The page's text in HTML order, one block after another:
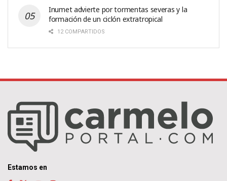
Inumet advierte por tormentas severas y la
formación de un ciclón extratropical
12 COMPARTIDOS
Estamos en